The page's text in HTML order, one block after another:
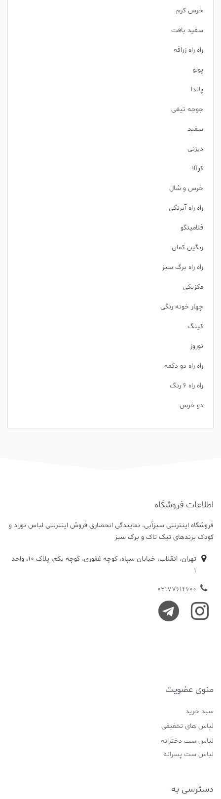
خرس کرم
سفید بافت
راه راه زرافه
پولو
پاندا
جوجه تیغی
سفید
دیزنی
کوآلا
خرس و شال
راه راه آبرنگی
فلامینگو
رنگین کمان
راه راه برگ سبز
مکزیکی
چهار خونه رنگی
کینگ
نوروز
راه راه دو دکمه
راه راه 6 رنگ
دو خرس
اطلاعات فروشگاه
فروشگاه اینترنتی سبزآبی، نمایندگی انحصاری فروش اینترنتی لباس نوزاد و
کودک برندهای تیک تاک و برگ سبز
تهران، انقلاب، خیابان سپاه، کوچه غفوری، کوچه یکم، پلاک 10، واحد
1
02177614600
منوی عضویت
سبد خرید
لباس های تخفیفی
لباس ست دخترانه
لباس ست پسرانه
دسترسی به